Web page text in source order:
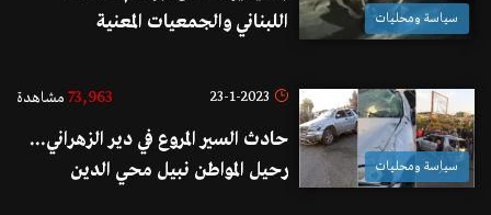
سياسة ومحليات
اللبناني والجمعيات المعنية
سياسة ومحليات
23-1-2023
73,963 مشاهدة
حادث السير المروع في دير الزهراني...
رحيل المواطن نبيل محي الدين